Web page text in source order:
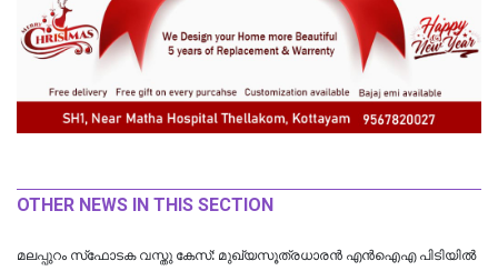
OTHER NEWS IN THIS SECTION
മലപ്പുറം സ്‌ഫോടക വസ്തു കേസ്: മുഖ്യസൂത്രധാരന്‍ എന്‍ഐഎ പിടിയില്‍